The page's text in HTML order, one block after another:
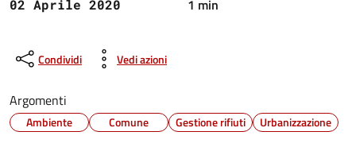
02 Aprile 2020 1 min
Condividi Vedi azioni
Argomenti
Ambiente Comune Gestione rifiuti Urbanizzazione